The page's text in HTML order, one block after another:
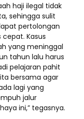
haji ilegal tidak
sehingga sulit
pertolongan
cepat. Kasus
yang meninggal
tahun lalu harus
pelajaran pahit
bersama agar
lagi yang
jalur
ini,” tegasnya.